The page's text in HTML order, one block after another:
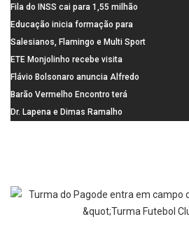
em rodovias
consumidores sobre cuidados
nas compras para o Dia dos Pais
Fila do INSS cai para 1,55 milhão
em julho, com alta de 66,5% nos
pedidos negados em 2026
Educação inicia formação para
elaboração do novo Plano
Municipal
Salesianos, Flamingo e Multi Sport
vão representar São Carlos no
campeonato Estadual
ETE Monjolinho recebe visita
científica da FAPESP
Flávio Bolsonaro anuncia Alfredo
Gaspar, relator da comissão do
INSS, como vice
Barão Vermelho Encontro terá
data extra em Belo Horizonte
Dr. Lapena e Dimas Ramalho